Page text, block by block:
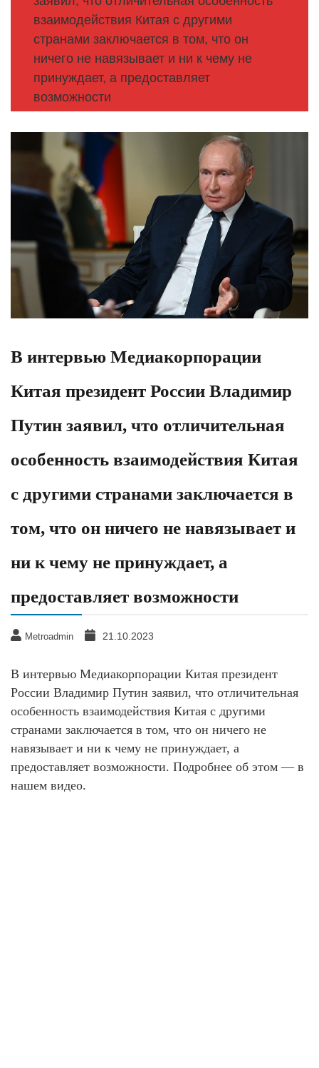
взаимодействия Китая с другими
странами заключается в том, что он
ничего не навязывает и ни к чему не
принуждает, а предоставляет
возможности
В интервью Медиакорпорации
Китая президент России Владимир
Путин заявил, что отличительная
особенность взаимодействия Китая
с другими странами заключается в
том, что он ничего не навязывает и
ни к чему не принуждает, а
предоставляет возможности
Metroadmin 21.10.2023
В интервью Медиакорпорации Китая президент
России Владимир Путин заявил, что отличительная
особенность взаимодействия Китая с другими
странами заключается в том, что он ничего не
навязывает и ни к чему не принуждает, а
предоставляет возможности. Подробнее об этом — в
нашем видео.